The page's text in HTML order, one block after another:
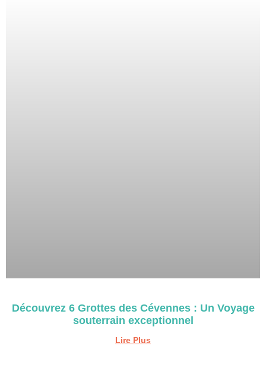
Découvrez 6 Grottes des Cévennes : Un Voyage
souterrain exceptionnel
Lire Plus